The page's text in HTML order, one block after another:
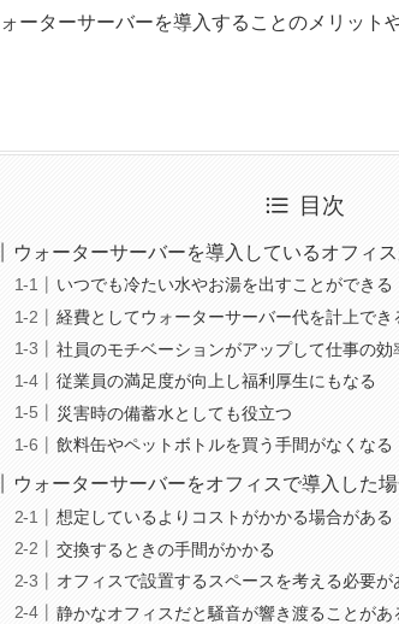
ーターサーバーを導入することのメリット
目次
ウォーターサーバーを導入しているオフィ
いつでも冷たい水やお湯を出すことができる
経費としてウォーターサーバー代を計上でき
社員のモチベーションがアップして仕事の効
従業員の満足度が向上し福利厚生にもなる
災害時の備蓄水としても役立つ
飲料缶やペットボトルを買う手間がなくなる
ウォーターサーバーをオフィスで導入した
想定しているよりコストがかかる場合がある
交換するときの手間がかかる
オフィスで設置するスペースを考える必要が
静かなオフィスだと騒音が響き渡ることがあ